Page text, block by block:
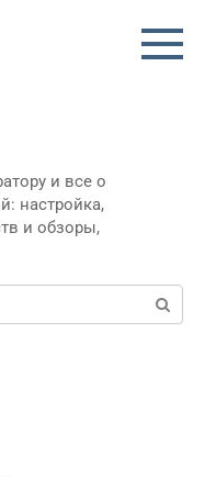
и все о
настройка,
и обзоры,